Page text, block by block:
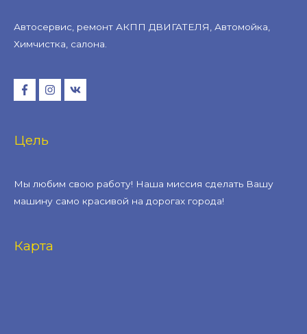
Автосервис, ремонт АКПП ДВИГАТЕЛЯ, Автомойка,
Химчистка, салона.
Цель
Мы любим свою работу! Наша миссия сделать Вашу
машину само красивой на дорогах города!
Карта